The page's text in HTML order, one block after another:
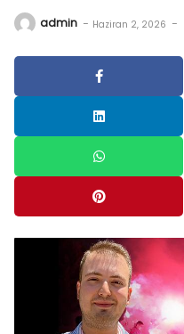
admin - Haziran 2, 2026 -